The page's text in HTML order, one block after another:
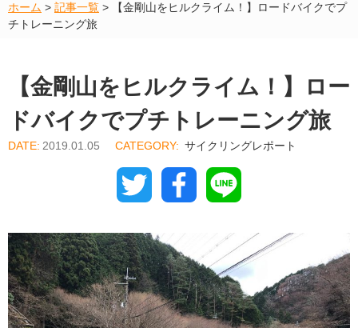
ホーム > 記事一覧 >
【金剛山をヒルクライム！】ロードバイクでプ
チトレーニング旅
【金剛山をヒルクライム！】ロー
ドバイクでプチトレーニング旅
2019.01.05 サイクリングレポート
Twitter Facebook